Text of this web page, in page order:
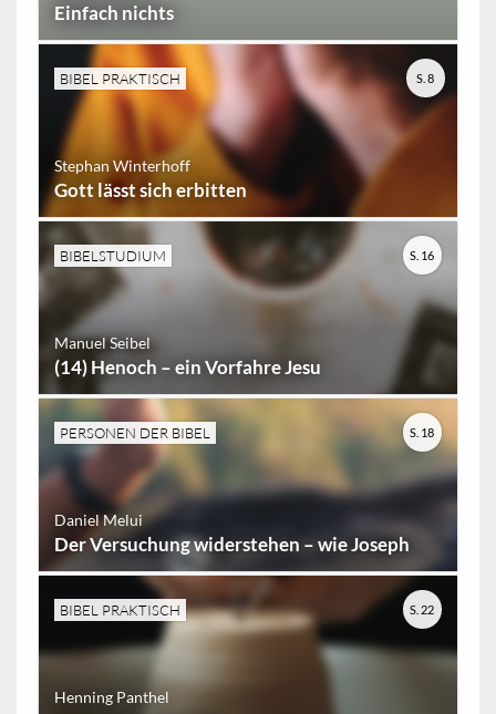
Einfach nichts
BIBEL PRAKTISCH
Stephan Winterhoff
Gott lässt sich erbitten
S. 8
BIBELSTUDIUM
Manuel Seibel
(14) Henoch – ein Vorfahre Jesu
S. 16
PERSONEN DER BIBEL
Daniel Melui
Der Versuchung widerstehen – wie Joseph
S. 18
BIBEL PRAKTISCH
Henning Panthel
S. 22